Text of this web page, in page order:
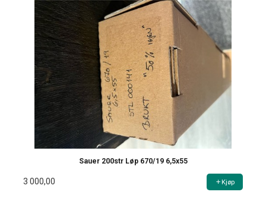
Sauer 200str Løp 670/19 6,5x55
3 000,00 Kjøp